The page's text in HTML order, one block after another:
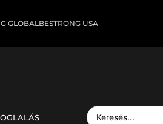
GLOBAL BESTRONG USA